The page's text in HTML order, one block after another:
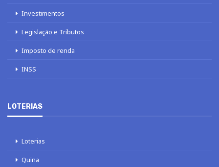
Investimentos
Legislação e Tributos
Imposto de renda
INSS
LOTERIAS
Loterias
Quina